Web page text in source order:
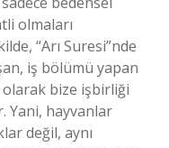
olmaları
“Arı Suresi”nde
iş bölümü yapan
olarak bize işbirliği
Yani, hayvanlar
değil, aynı